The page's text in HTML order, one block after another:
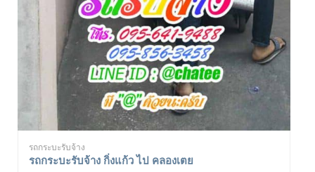
รถกระบะรับจ้าง
รถกระบะรับจ้าง กิ่งแก้ว ไป คลองเตย